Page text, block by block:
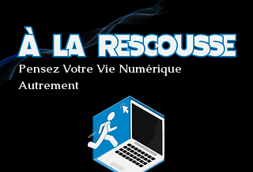
Pensez Votre Vie Numérique
Autrement